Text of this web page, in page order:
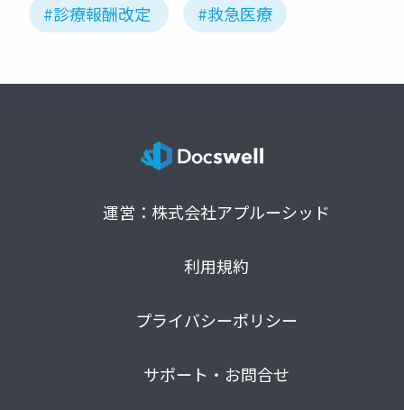
#診療報酬改定 #救急医療
運営：株式会社アプルーシッド
利用規約
プライバシーポリシー
サポート・お問合せ